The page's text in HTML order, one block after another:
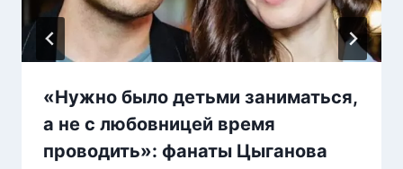
«Нужно было детьми заниматься,
а не с любовницей время
проводить»: фанаты Цыганова